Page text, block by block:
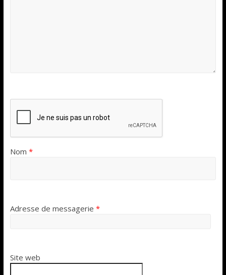
Nom *
Adresse de messagerie *
Site web